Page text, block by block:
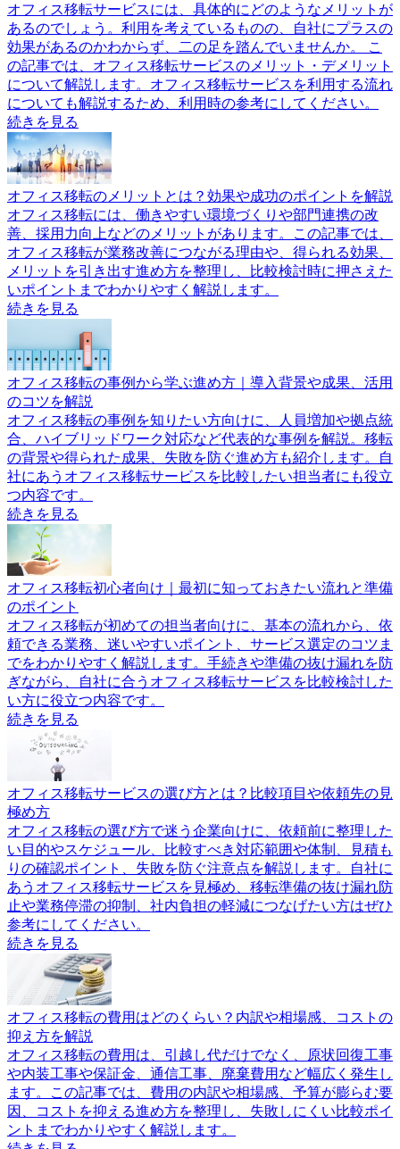
オフィス移転サービスには、具体的にどのようなメリットが
あるのでしょう。利用を考えているものの、自社にプラスの
効果があるのかわからず、二の足を踏んでいませんか。 こ
の記事では、オフィス移転サービスのメリット・デメリット
について解説します。オフィス移転サービスを利用する流れ
についても解説するため、利用時の参考にしてください。
続きを見る
オフィス移転のメリットとは？効果や成功のポイントを解説
オフィス移転には、働きやすい環境づくりや部門連携の改
善、採用力向上などのメリットがあります。この記事では、
オフィス移転が業務改善につながる理由や、得られる効果、
メリットを引き出す進め方を整理し、比較検討時に押さえた
いポイントまでわかりやすく解説します。
続きを見る
オフィス移転の事例から学ぶ進め方｜導入背景や成果、活用
のコツを解説
オフィス移転の事例を知りたい方向けに、人員増加や拠点統
合、ハイブリッドワーク対応など代表的な事例を解説。移転
の背景や得られた成果、失敗を防ぐ進め方も紹介します。自
社にあうオフィス移転サービスを比較したい担当者にも役立
つ内容です。
続きを見る
オフィス移転初心者向け｜最初に知っておきたい流れと準備
のポイント
オフィス移転が初めての担当者向けに、基本の流れから、依
頼できる業務、迷いやすいポイント、サービス選定のコツま
でをわかりやすく解説します。手続きや準備の抜け漏れを防
ぎながら、自社に合うオフィス移転サービスを比較検討した
い方に役立つ内容です。
続きを見る
オフィス移転サービスの選び方とは？比較項目や依頼先の見
極め方
オフィス移転の選び方で迷う企業向けに、依頼前に整理した
い目的やスケジュール、比較すべき対応範囲や体制、見積も
りの確認ポイント、失敗を防ぐ注意点を解説します。自社に
あうオフィス移転サービスを見極め、移転準備の抜け漏れ防
止や業務停滞の抑制、社内負担の軽減につなげたい方はぜひ
参考にしてください。
続きを見る
オフィス移転の費用はどのくらい？内訳や相場感、コストの
抑え方を解説
オフィス移転の費用は、引越し代だけでなく、原状回復工事
や内装工事や保証金、通信工事、廃棄費用など幅広く発生し
ます。この記事では、費用の内訳や相場感、予算が膨らむ要
因、コストを抑える進め方を整理し、失敗しにくい比較ポイ
ントまでわかりやすく解説します。